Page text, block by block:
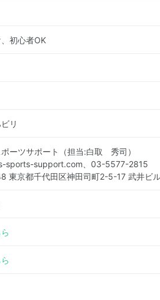
初心者OK
リ
ポーツサポート（担当:白取 秀司）
sports-support.com、03-5577-2815
東京都千代田区神田司町2-5-17 武井ビ